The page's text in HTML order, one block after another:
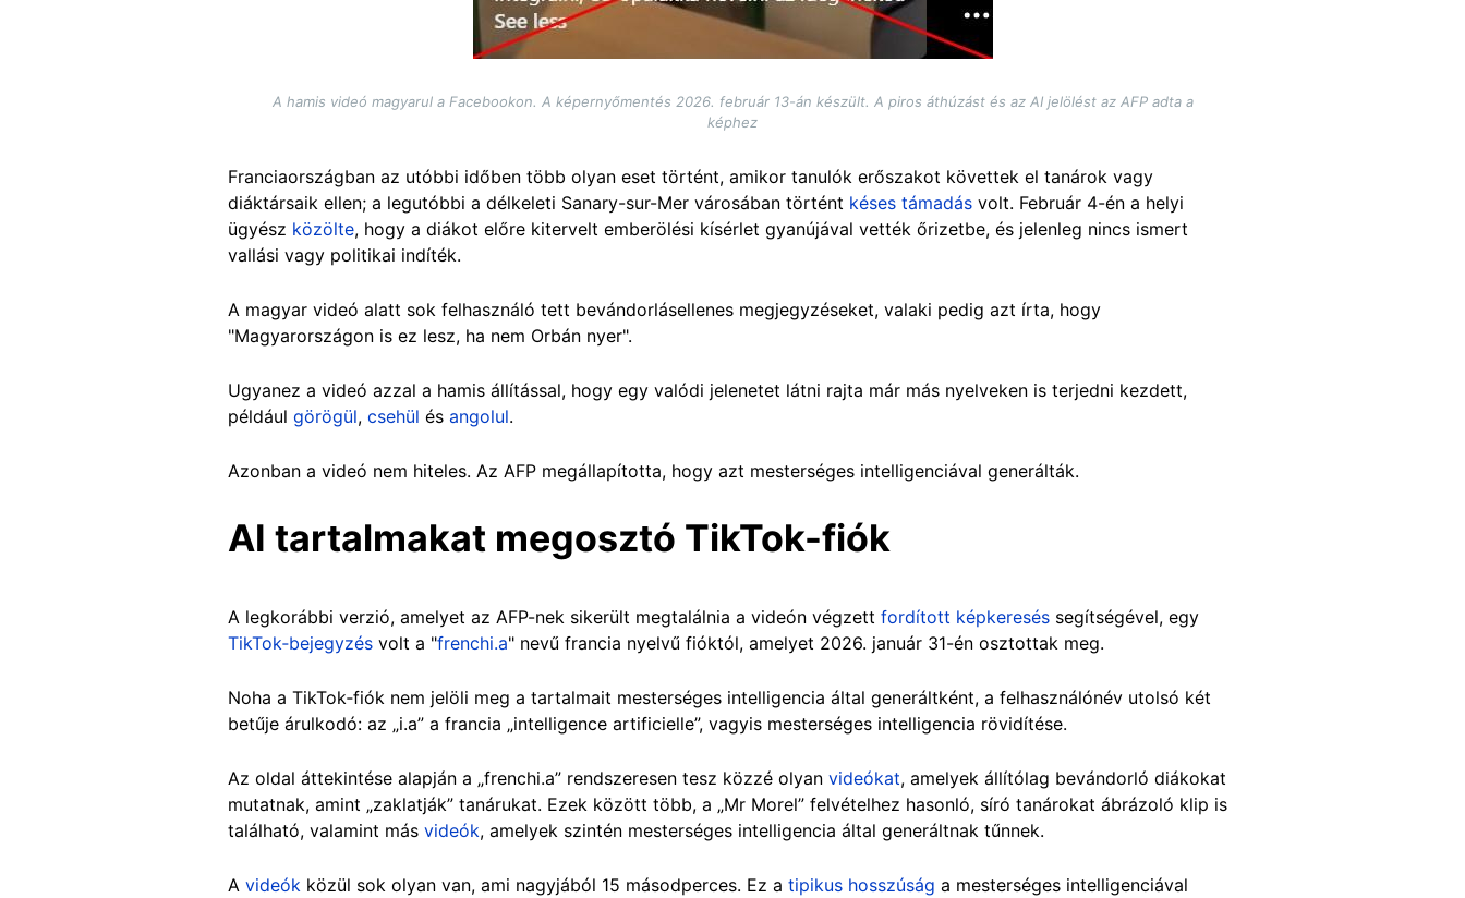
A hamis videó magyarul a Facebookon. A képernyőmentés 2026. február 13-án készült. A piros áthúzást és az AI jelölést az AFP adta a
képhez
Franciaországban az utóbbi időben több olyan eset történt, amikor tanulók erőszakot követtek el tanárok vagy
diáktársaik ellen; a legutóbbi a délkeleti Sanary-sur-Mer városában történt késes támadás volt. Február 4-én a helyi
ügyész közölte, hogy a diákot előre kitervelt emberölési kísérlet gyanújával vették őrizetbe, és jelenleg nincs ismert
vallási vagy politikai indíték.
A magyar videó alatt sok felhasználó tett bevándorlásellenes megjegyzéseket, valaki pedig azt írta, hogy
"Magyarországon is ez lesz, ha nem Orbán nyer".
Ugyanez a videó azzal a hamis állítással, hogy egy valódi jelenetet látni rajta már más nyelveken is terjedni kezdett,
például görögül, csehül és angolul.
Azonban a videó nem hiteles. Az AFP megállapította, hogy azt mesterséges intelligenciával generálták.
AI tartalmakat megosztó TikTok-fiók
A legkorábbi verzió, amelyet az AFP-nek sikerült megtalálnia a videón végzett fordított képkeresés segítségével, egy
TikTok‑bejegyzés volt a "frenchi.a" nevű francia nyelvű fióktól, amelyet 2026. január 31-én osztottak meg.
Noha a TikTok‑fiók nem jelöli meg a tartalmait mesterséges intelligencia által generáltként, a felhasználónév utolsó két
betűje árulkodó: az „i.a” a francia „intelligence artificielle”, vagyis mesterséges intelligencia rövidítése.
Az oldal áttekintése alapján a „frenchi.a” rendszeresen tesz közzé olyan videókat, amelyek állítólag bevándorló diákokat
mutatnak, amint „zaklatják” tanárukat. Ezek között több, a „Mr Morel” felvételhez hasonló, síró tanárokat ábrázoló klip is
található, valamint más videók, amelyek szintén mesterséges intelligencia által generáltnak tűnnek.
A videók közül sok olyan van, ami nagyjából 15 másodperces. Ez a tipikus hosszúság a mesterséges intelligenciával